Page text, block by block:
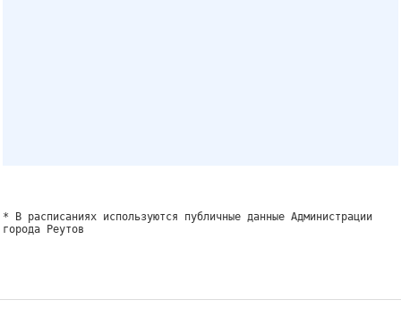
* В расписаниях используются публичные данные Администрации
города Реутов